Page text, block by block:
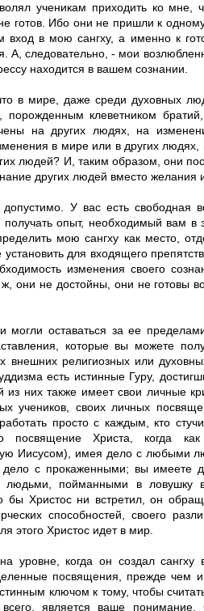
ученикам приходить ко мне,
не готов. Ибо они не пришли к
в мою сангху, а именно к
А, следовательно, - мои
находится в вашем сознании.
в мире, даже среди духовных
порожденным клеветником
на других людях, на
в мире или в других
людей? И, таким образом, они
других людей вместо желания
У вас есть свободная
получать опыт, необходимый вам в
мою сангху как место,
для входящего
изменения своего
ж, они не достойны, они не готовы
могли оставаться за ее
которые вы можете
внешних религиозных или
есть истинные Гуру,
из них также имеет свои личные
учеников, своих личных
просто с каждым, кто
посвящение Христа, когда
Иисусом), имея дело с любыми
дело с прокаженными; вы
пойманными в ловушку
бы Христос ни встретил, он
способностей, своего
этого Христос идет в мир.
уровне, когда он создал
посвящения, прежде чем
ключом к тому, чтобы
является ваше